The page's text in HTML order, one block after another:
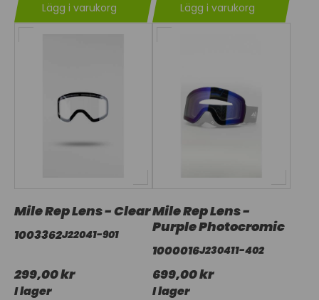
Lägg i varukorg Lägg i varukorg
Mile Rep Lens - Clear
1003362J22041-901
299,00 kr
I lager
Mile Rep Lens -
Purple Photocromic
1000016J230411-402
699,00 kr
I lager